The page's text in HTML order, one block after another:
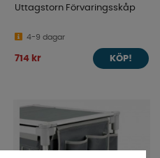
Uttagstorn Förvaringsskåp
4-9 dagar
714 kr KÖP!